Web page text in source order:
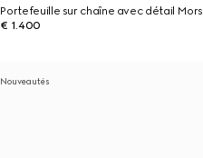
Portefeuille sur chaîne avec détail Mors
€ 1.400
Nouveautés